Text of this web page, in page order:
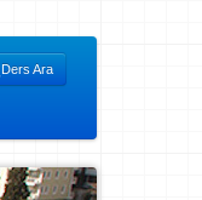
Ders Ara